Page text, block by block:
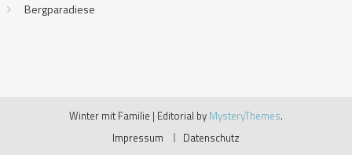
Bergparadiese
Winter mit Familie | Editorial by MysteryThemes.
Impressum
Datenschutz